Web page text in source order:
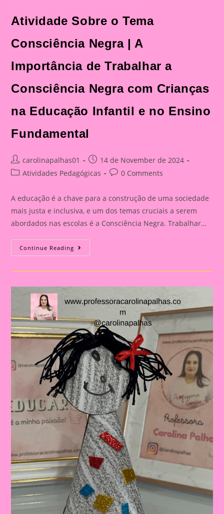
Atividade Sobre o Tema
Consciência Negra | A
Importância de Trabalhar a
Consciência Negra com Crianças
na Educação Infantil e no Ensino
Fundamental
Post
author:
carolinapalhas01
Post
published:
14 de November de 2024
PostAtividades Pedagógicas
Post0 Comments
A educação é a chave para a construção de uma sociedade
mais justa e inclusiva, e um dos temas cruciais a serem
abordados nas escolas é a Consciência Negra. Trabalhar…
Continue Reading Atividade
Sobre
Tema
|
Importância
Trabalhar
A
Consciência
Negra
Com
Crianças
Na
Educação
Infantil
E
No
Ensino
Fundamental